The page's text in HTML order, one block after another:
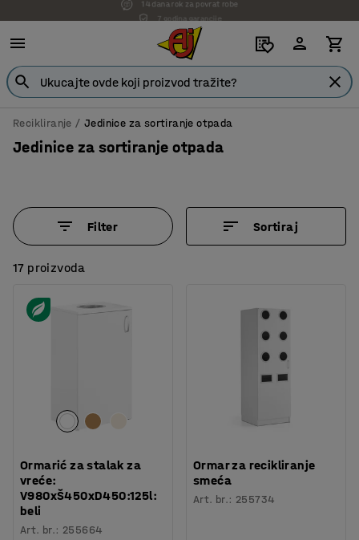
7 godina garancije
Recikliranje Jedinice za sortiranje otpada
Jedinice za sortiranje otpada
Filter Sortiraj
17 proizvoda
Ormarić za stalak za
vreće:
V980xŠ450xD450:125l:
beli
Art. br.: 255664
Ormar za recikliranje
smeća
Art. br.: 255734